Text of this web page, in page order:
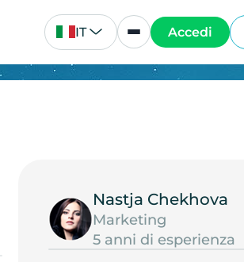
IT Accedi
Nastja Chekhova
Marketing
5 anni di esperienza